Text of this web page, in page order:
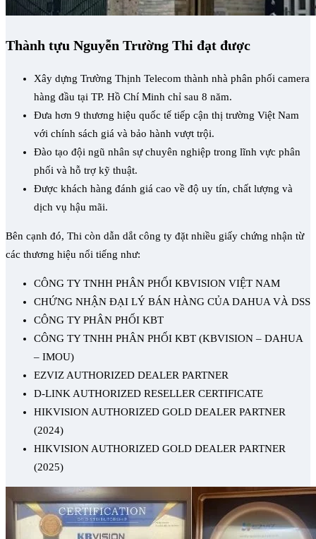
Thành tựu Nguyễn Trường Thi đạt được
Xây dựng Trường Thịnh Telecom thành nhà phân phối camera
hàng đầu tại TP. Hồ Chí Minh chỉ sau 8 năm.
Đưa hơn 9 thương hiệu quốc tế tiếp cận thị trường Việt Nam
với chính sách giá và bảo hành vượt trội.
Đào tạo đội ngũ nhân sự chuyên nghiệp trong lĩnh vực phân
phối và hỗ trợ kỹ thuật.
Được khách hàng đánh giá cao về độ uy tín, chất lượng và
dịch vụ hậu mãi.
Bên cạnh đó, Thi còn dẫn dắt công ty đặt nhiều giấy chứng nhận từ
các thương hiệu nổi tiếng như:
CÔNG TY TNHH PHÂN PHỐI KBVISION VIỆT NAM
CHỨNG NHẬN ĐẠI LÝ BÁN HÀNG CỦA DAHUA VÀ DSS
CÔNG TY PHÂN PHỐI KBT
CÔNG TY TNHH PHÂN PHỐI KBT (KBVISION – DAHUA
– IMOU)
EZVIZ AUTHORIZED DEALER PARTNER
D-LINK AUTHORIZED RESELLER CERTIFICATE
HIKVISION AUTHORIZED GOLD DEALER PARTNER
(2024)
HIKVISION AUTHORIZED GOLD DEALER PARTNER
(2025)